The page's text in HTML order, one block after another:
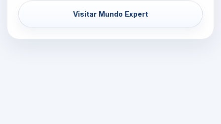
Visitar Mundo Expert